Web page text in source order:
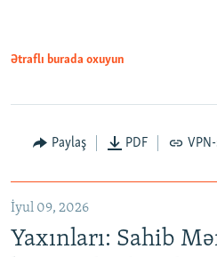
Ətraflı burada oxuyun
Paylaş PDF
İyul 09, 2026
Yaxınları: Sahib